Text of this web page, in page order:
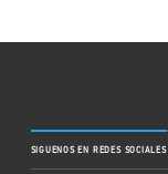
SIGUENOS EN REDES SOCIALES